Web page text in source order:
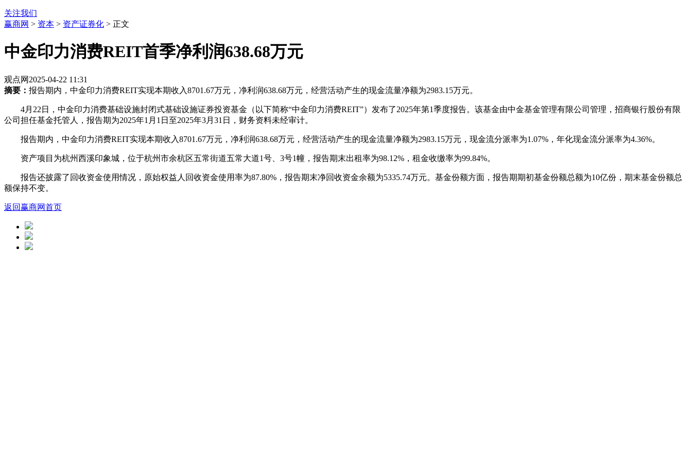
关注我们
赢商网 > 资本 > 资产证券化 > 正文
中金印力消费REIT首季净利润638.68万元
观点网 2025-04-22 11:31
摘要： 报告期内，中金印力消费REIT实现本期收入8701.67万元，净利润638.68万元，经营活动产生的现金流量净额为2983.15万元。
4月22日，中金印力消费基础设施封闭式基础设施证券投资基金（以下简称“中金印力消费REIT”）发布了2025年第1季度报告。该基金由中金基金管理有限公司管理，招商银行股份有限
公司担任基金托管人，报告期为2025年1月1日至2025年3月31日，财务资料未经审计。
报告期内，中金印力消费REIT实现本期收入8701.67万元，净利润638.68万元，经营活动产生的现金流量净额为2983.15万元，现金流分派率为1.07%，年化现金流分派率为4.36%。
资产项目为杭州西溪印象城，位于杭州市余杭区五常街道五常大道1号、3号1幢，报告期末出租率为98.12%，租金收缴率为99.84%。
报告还披露了回收资金使用情况，原始权益人回收资金使用率为87.80%，报告期末净回收资金余额为5335.74万元。基金份额方面，报告期期初基金份额总额为10亿份，期末基金份额总
额保持不变。
返回赢商网首页